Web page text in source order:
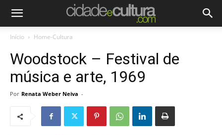
Início Home-Cultura
Woodstock – Festival de
música e arte, 1969
Por Renata Weber Neiva -